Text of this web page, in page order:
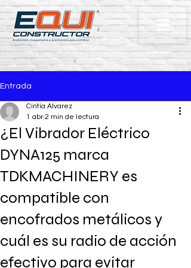
Entrada
¿El Vibrador Eléctrico
DYNA125 marca
TDKMACHINERY es
compatible con
encofrados metálicos y
cuál es su radio de acción
efectivo para evitar
Cintia Alvarez
1 abr 2 min de lectura